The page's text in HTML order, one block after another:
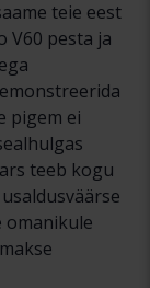
teie eest
V60 pesta ja
pigem ei
teeb kogu
omanikule